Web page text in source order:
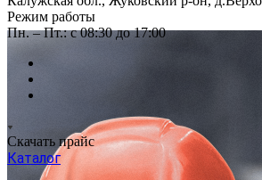
Режим работы
Пн. – Пт.: с 08:30 до 17:00
Скачать прайс
Каталог